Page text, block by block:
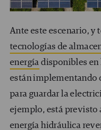
Ante este escenario, y
tecnologías de
energía disponibles en
están implementando
para guardar la
ejemplo, está previsto
energía hidráulica